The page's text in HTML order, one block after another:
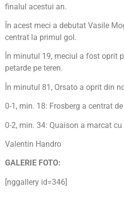
finalul acestui an.
În acest meci a debutat Vasile
centrat la primul gol.
În minutul 19, meciul a fost oprit
petarde pe teren.
În minutul 81, Orsato a oprit din
0-1, min. 18: Frosberg a centrat
0-2, min. 34: Quaison a marcat
Valentin Handro
GALERIE FOTO:
[nggallery id=346]